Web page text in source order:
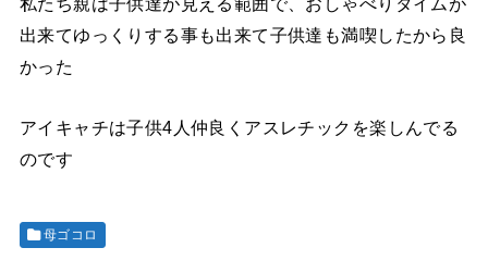
出来てゆっくりする事も出来て子供達も満喫したから良
かった
アイキャチは子供4人仲良くアスレチックを楽しんでる
のです
母ゴコロ